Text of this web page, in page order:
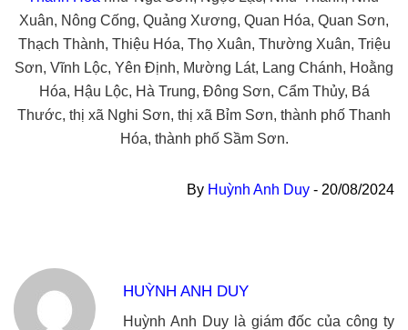
Xuân, Nông Cống, Quảng Xương, Quan Hóa, Quan Sơn,
Thạch Thành, Thiệu Hóa, Thọ Xuân, Thường Xuân, Triệu
Sơn, Vĩnh Lộc, Yên Định, Mường Lát, Lang Chánh, Hoằng
Hóa, Hậu Lộc, Hà Trung, Đông Sơn, Cẩm Thủy, Bá
Thước, thị xã Nghi Sơn, thị xã Bỉm Sơn, thành phố Thanh
Hóa, thành phố Sầm Sơn.
By Huỳnh Anh Duy - 20/08/2024
HUỲNH ANH DUY
Huỳnh Anh Duy là giám đốc của công ty